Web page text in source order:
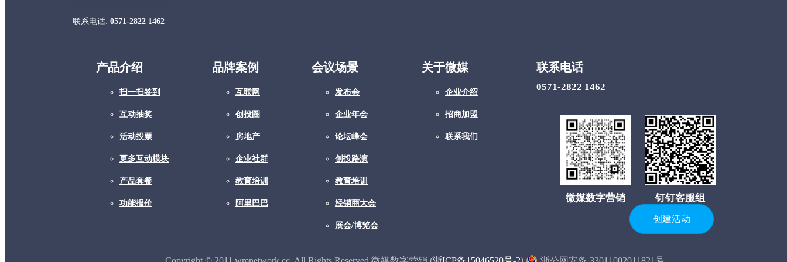
创建活动
联系电话: 0571-2822 1462
产品介绍
扫一扫签到
互动抽奖
活动投票
更多互动模块
产品套餐
功能报价
品牌案例
互联网
创投圈
房地产
企业社群
教育培训
阿里巴巴
会议场景
发布会
企业年会
论坛峰会
创投路演
教育培训
经销商大会
展会/博览会
关于微媒
企业介绍
招商加盟
联系我们
联系电话
0571-2822 1462
微媒数字营销 钉钉客服组